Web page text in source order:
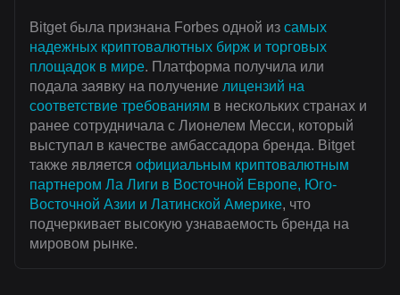
Bitget была признана Forbes одной из самых
надежных криптовалютных бирж и торговых
площадок в мире. Платформа получила или
подала заявку на получение лицензий на
соответствие требованиям в нескольких странах и
ранее сотрудничала с Лионелем Месси, который
выступал в качестве амбассадора бренда. Bitget
также является официальным криптовалютным
партнером Ла Лиги в Восточной Европе, Юго-
Восточной Азии и Латинской Америке, что
подчеркивает высокую узнаваемость бренда на
мировом рынке.